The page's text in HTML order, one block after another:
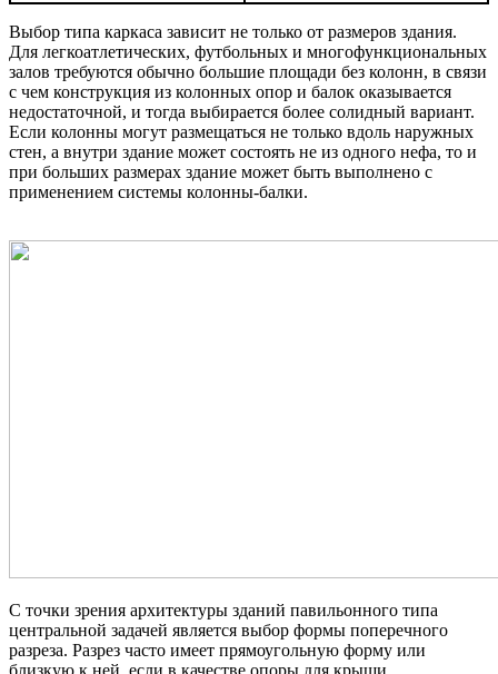
Выбор типа каркаса зависит не только от размеров здания.
Для легкоатлетических, футбольных и многофункциональных
залов требуются обычно большие площади без колонн, в связи
с чем конструкция из колонных опор и балок оказывается
недостаточной, и тогда выбирается более солидный вариант.
Если колонны могут размещаться не только вдоль наружных
стен, а внутри здание может состоять не из одного нефа, то и
при больших размерах здание может быть выполнено с
применением системы колонны-балки.
С точки зрения архитектуры зданий павильонного типа
центральной задачей является выбор формы поперечного
разреза. Разрез часто имеет прямоугольную форму или